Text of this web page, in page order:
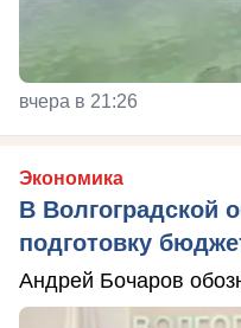
вчера в 21:26
Экономика
В Волгоградской
подготовку
Андрей Бочаров